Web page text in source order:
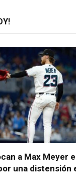
a Max Meyer
una distensión